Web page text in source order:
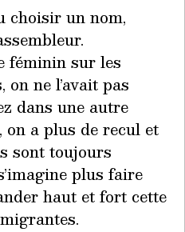
choisir un nom,
féminin sur les
ne l’avait pas
dans une autre
on a plus de recul et
sont toujours
plus faire
haut et fort cette